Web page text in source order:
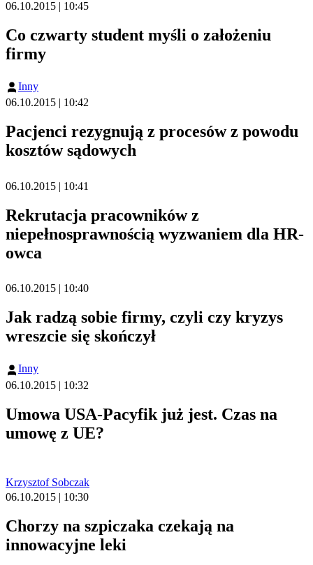
06.10.2015 | 10:45
Co czwarty student myśli o założeniu
firmy
Inny
06.10.2015 | 10:42
Pacjenci rezygnują z procesów z powodu
kosztów sądowych
06.10.2015 | 10:41
Rekrutacja pracowników z
niepełnosprawnością wyzwaniem dla HR-
owca
06.10.2015 | 10:40
Jak radzą sobie firmy, czyli czy kryzys
wreszcie się skończył
Inny
06.10.2015 | 10:32
Umowa USA-Pacyfik już jest. Czas na
umowę z UE?
Krzysztof Sobczak
06.10.2015 | 10:30
Chorzy na szpiczaka czekają na
innowacyjne leki